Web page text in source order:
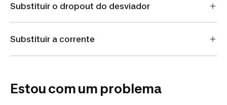
Substituir o dropout do desviador
Substituir a corrente
Estou com um problema